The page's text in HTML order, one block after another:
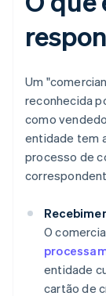
Um
reconhecida
como
entidade tem
processo de
O
entidade
cartão de